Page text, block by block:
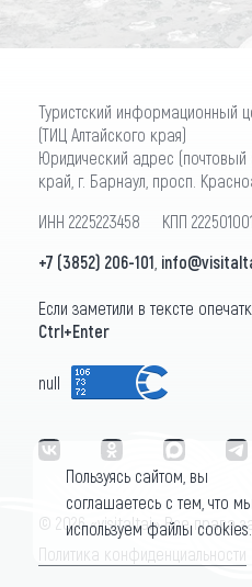
Туристский информационный
(ТИЦ Алтайского края)
Юридический адрес (почтовый
край, г. Барнаул, просп.
ИНН 2225223458 КПП
+7 (3852) 206-101
Если заметили в тексте
Ctrl+Enter
null
© 2026 «visitaltai» Все права
Политика конфиденциальности
Пользуясь сайтом, вы
соглашаетесь с тем, что мы
используем файлы cookies.